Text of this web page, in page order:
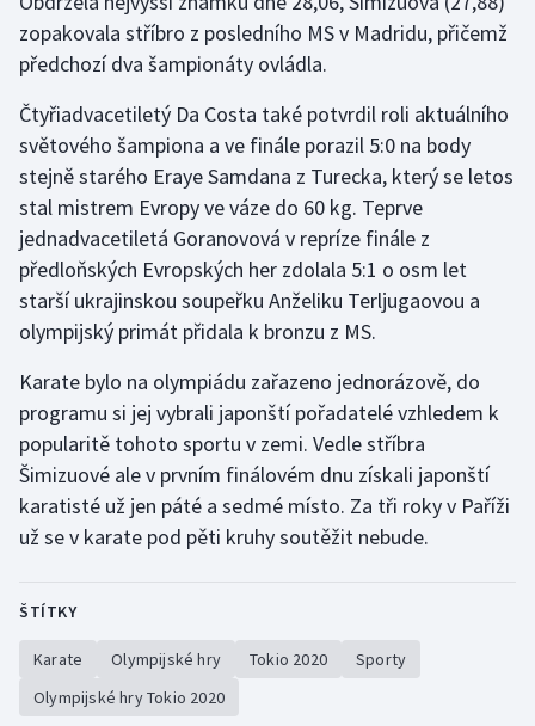
Judo
Lezení
Lyže a snowboard
Moderní pětiboj
Motorsport
Olympijské hry
Parasport
Plavání
Plážový volejbal
Ragby
Rychlobruslení
Rychlostní kanoistika
zopakovala stříbro z posledního MS v Madridu, přičemž
předchozí dva šampionáty ovládla.
Čtyřiadvacetiletý Da Costa také potvrdil roli aktuálního
světového šampiona a ve finále porazil 5:0 na body
stejně starého Eraye Samdana z Turecka, který se letos
stal mistrem Evropy ve váze do 60 kg. Teprve
jednadvacetiletá Goranovová v repríze finále z
předloňských Evropských her zdolala 5:1 o osm let
starší ukrajinskou soupeřku Anželiku Terljugaovou a
olympijský primát přidala k bronzu z MS.
Karate bylo na olympiádu zařazeno jednorázově, do
programu si jej vybrali japonští pořadatelé vzhledem k
popularitě tohoto sportu v zemi. Vedle stříbra
Šimizuové ale v prvním finálovém dnu získali japonští
karatisté už jen páté a sedmé místo. Za tři roky v Paříži
už se v karate pod pěti kruhy soutěžit nebude.
ŠTÍTKY
Karate Olympijské hry Tokio 2020
Sporty
Olympijské hry Tokio 2020